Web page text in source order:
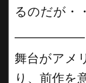
るのだが・
舞台がアメ
り、前作を